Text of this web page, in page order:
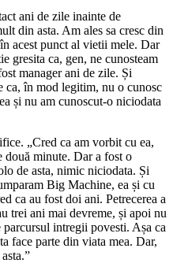
ani de zile inainte de
din asta. Am ales sa cresc din
acest punct al vietii mele. Dar
gresita ca, gen, ne cunosteam
manager ani de zile. Și
ca, în mod legitim, nu o cunosc
și nu am cunoscut-o niciodata
„Cred ca am vorbit cu ea,
două minute. Dar a fost o
de asta, nimic niciodata. Și
Big Machine, ea și cu
ca au fost doi ani. Petrecerea a
trei ani mai devreme, și apoi nu
intregii povesti. Așa ca
face parte din viata mea. Dar,